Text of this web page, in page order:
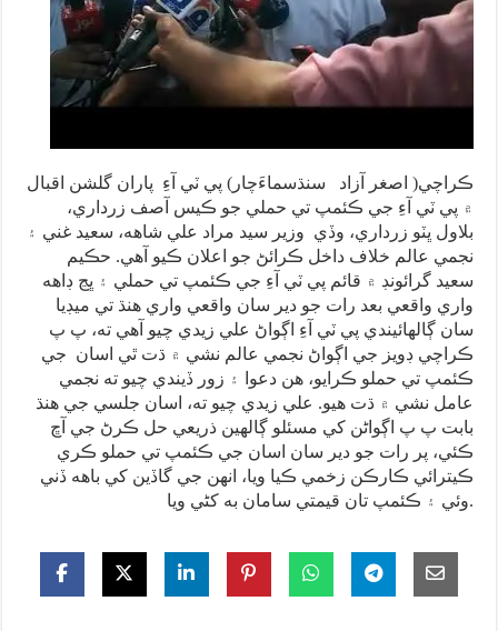
ڪراچي( اصغر آزاد سنڌسماءَچار) پي ٽي آءِ پاران گلشن اقبال
۾ پي ٽي آءِ جي ڪئمپ تي حملي جو ڪيس آصف زرداري،
بلاول ڀٽو زرداري، وڏي وزير سيد مراد علي شاهه، سعيد غني ۽
نجمي عالم خلاف داخل ڪرائڻ جو اعلان ڪيو آهي. حڪيم
سعيد گرائونڊ ۾ قائم پي ٽي آءِ جي ڪئمپ تي حملي ۽ ڀڃ ڊاهه
واري واقعي بعد رات جو دير سان واقعي واري هنڌ تي ميڊيا
سان ڳالهائيندي پي ٽي آءِ اڳواڻ علي زيدي چيو آهي ته، پ پ
ڪراچي ڊويز جي اڳواڻ نجمي عالم نشي ۾ ڌت ٿي اسان جي
ڪئمپ تي حملو ڪرايو، هن دعوا ۽ زور ڏيندي چيو ته نجمي
عامل نشي ۾ ڌت هيو. علي زيدي چيو ته، اسان جلسي جي هنڌ
بابت پ پ اڳواڻن کي مسئلو ڳالهين ذريعي حل ڪرڻ جي آڇ
ڪئي، پر رات جو دير سان اسان جي ڪئمپ تي حملو ڪري
ڪيترائي ڪارڪن زخمي ڪيا ويا، انهن جي گاڏين کي باهه ڏني
وئي ۽ ڪئمپ تان قيمتي سامان به کڻي ويا.